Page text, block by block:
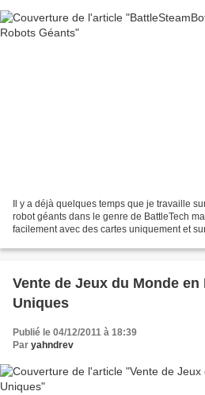
Il y a déjà quelques temps que je travaille
robot géants dans le genre de BattleTech
facilement avec des cartes uniquement et
Vente de Jeux du Monde
Uniques
Publié le 04/12/2011 à 18:39
Par yahndrev